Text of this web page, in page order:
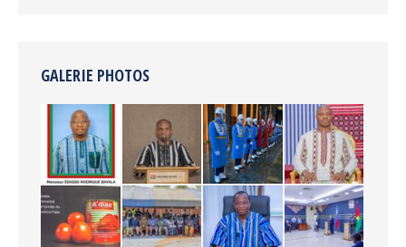
GALERIE PHOTOS